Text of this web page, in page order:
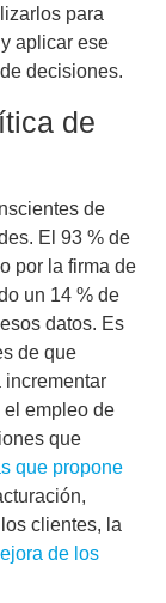
para
aplicar ese
decisiones.
de
de
El 93 % de
por la firma de
un 14 % de
datos. Es
de que
incrementar
empleo de
que
que propone
clientes, la
de los